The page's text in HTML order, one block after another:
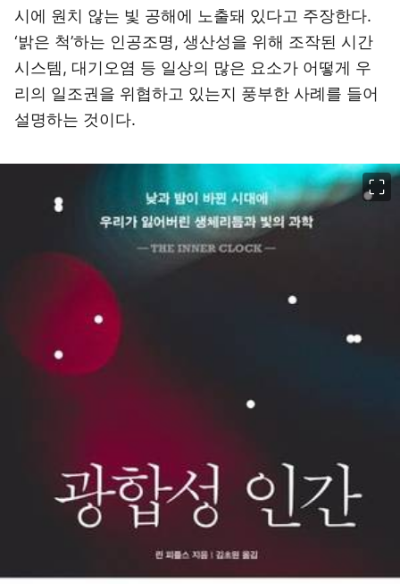
시에 원치 않는 빛 공해에 노출돼 있다고 주장한다.
‘밝은 척’하는 인공조명, 생산성을 위해 조작된 시간
시스템, 대기오염 등 일상의 많은 요소가 어떻게 우
리의 일조권을 위협하고 있는지 풍부한 사례를 들어
설명하는 것이다.